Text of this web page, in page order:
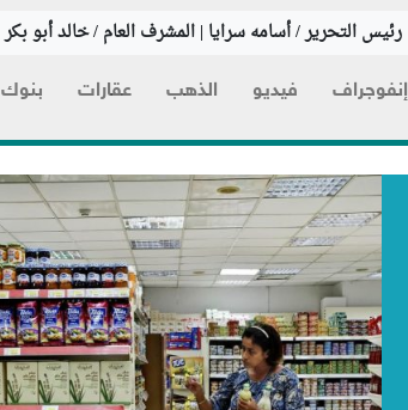
رئيس التحرير / أسامه سرايا | المشرف العام / خالد أبو بكر
إنفوجراف فيديو الذهب عقارات بنوك